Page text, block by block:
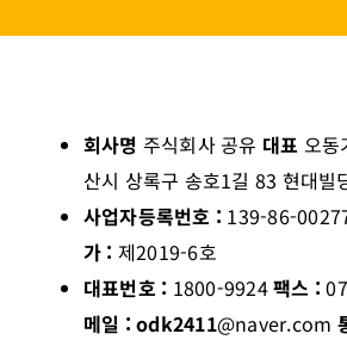
회사명 주식회사 공유 대표 오동
산시 상록구 송호1길 83 현대빌
사업자등록번호 : 139-86-
가 : 제2019-6호
대표번호 : 1800-9924팩스 :
메일 : odk2411@naver.com